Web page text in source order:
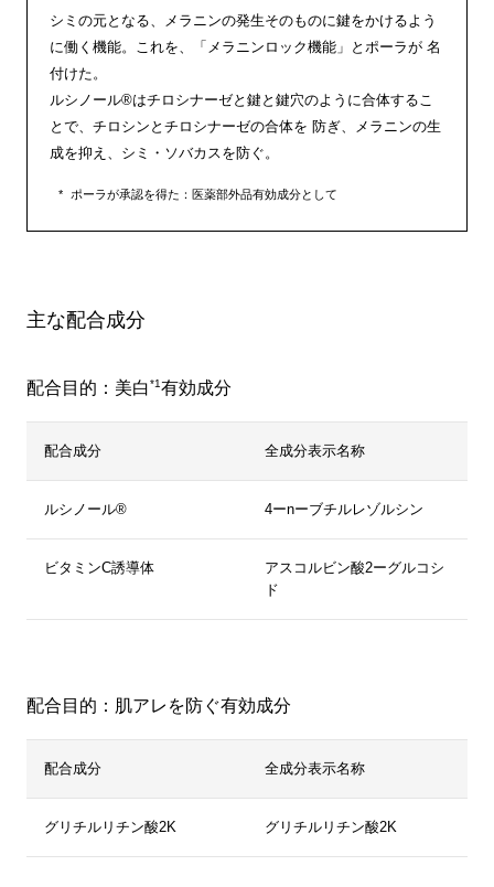
シミの元となる、メラニンの発生そのものに鍵をかけるよう
に働く機能。これを、「メラニンロック機能」とポーラが 名
付けた。
ルシノール®はチロシナーゼと鍵と鍵穴のように合体するこ
とで、チロシンとチロシナーゼの合体を 防ぎ、メラニンの生
成を抑え、シミ・ソバカスを防ぐ。
ポーラが承認を得た：医薬部外品有効成分として
主な配合成分
配合目的：美白*1有効成分
配合成分 全成分表示名称
ルシノール® 4ーnーブチルレゾルシン
ビタミンC誘導体
アスコルビン酸2ーグルコシ
ド
配合目的：肌アレを防ぐ有効成分
配合成分 全成分表示名称
グリチルリチン酸2K グリチルリチン酸2K